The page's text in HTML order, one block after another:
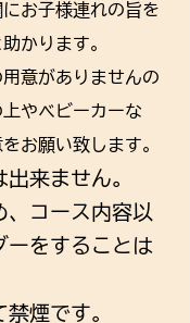
お子様連れの旨を
かります。
意がありませんの
やベビーカーな
お願い致します。
来ません。
、コース内容以
ーをすることは
煙です。